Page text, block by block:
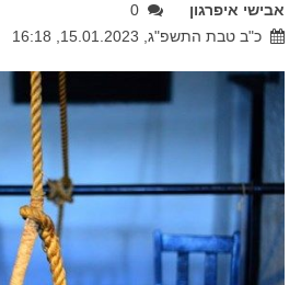
אבישי איפרגון
0
כ"ב טבת התשפ"ג, 15.01.2023, 16:18